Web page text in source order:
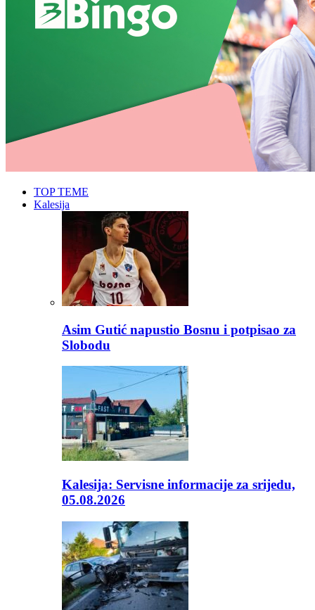
TOP TEME
Kalesija
Asim Gutić napustio Bosnu i potpisao za
Slobodu
Kalesija: Servisne informacije za srijedu,
05.08.2026